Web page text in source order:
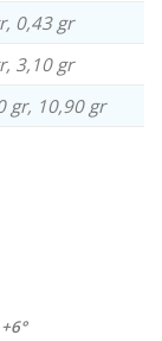
0,43 gr
3,10 gr
gr, 10,90 gr